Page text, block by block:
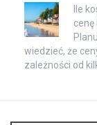
Ile
wiedzieć, że
zależności od